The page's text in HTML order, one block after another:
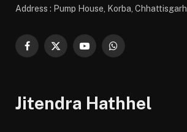
Address : Pump House, Korba, Chhattisgarh
Facebook
X
YouTubeWhatsApp
Jitendra Hathhel